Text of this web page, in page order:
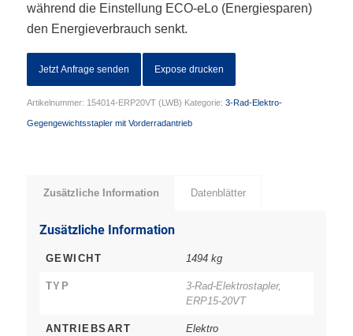
während die Einstellung ECO-eLo (Energiesparen)
den Energieverbrauch senkt.
Jetzt Anfrage senden Expose drucken
Artikelnummer: 154014-ERP20VT (LWB) Kategorie: 3-Rad-Elektro-
Gegengewichtsstapler mit Vorderradantrieb
Zusätzliche Information Datenblätter
Zusätzliche Information
GEWICHT 1494 kg
TYP
3-Rad-Elektrostapler,
ERP15-20VT
ANTRIEBSART Elektro